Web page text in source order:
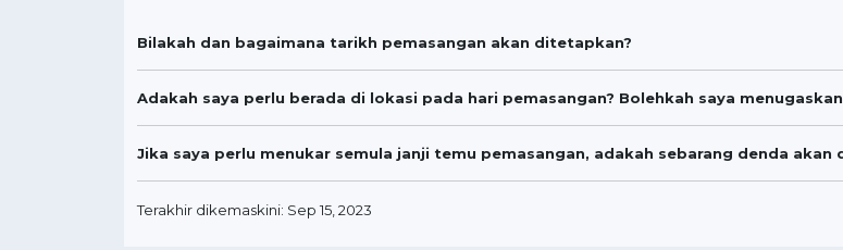
Bilakah dan bagaimana tarikh pemasangan akan ditetapkan?
Adakah saya perlu berada di lokasi pada hari pemasangan? Bolehkah saya
Jika saya perlu menukar semula janji temu pemasangan, adakah sebarang denda akan
Terakhir dikemaskini: Sep 15, 2023